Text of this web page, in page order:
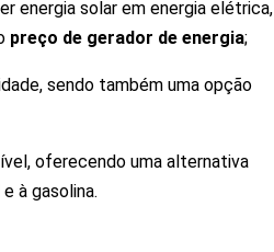
energia solar em energia elétrica,
preço de gerador de energia;
sendo também uma opção
oferecendo uma alternativa
à gasolina.